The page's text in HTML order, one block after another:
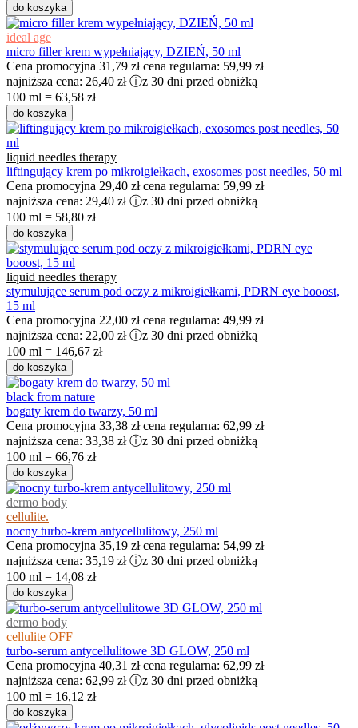
do koszyka
ideal age
micro filler krem wypełniający, DZIEŃ, 50 ml
Cena promocyjna 31,79 zł cena regularna: 59,99 zł
najniższa cena: 26,40 zł ⓘz 30 dni przed obniżką
100 ml = 63,58 zł
do koszyka
liquid needles therapy
liftingujący krem po mikroigiełkach, exosomes post needles, 50 ml
Cena promocyjna 29,40 zł cena regularna: 59,99 zł
najniższa cena: 29,40 zł ⓘz 30 dni przed obniżką
100 ml = 58,80 zł
do koszyka
liquid needles therapy
stymulujące serum pod oczy z mikroigiełkami, PDRN eye booost,
15 ml
Cena promocyjna 22,00 zł cena regularna: 49,99 zł
najniższa cena: 22,00 zł ⓘz 30 dni przed obniżką
100 ml = 146,67 zł
do koszyka
black from nature
bogaty krem do twarzy, 50 ml
Cena promocyjna 33,38 zł cena regularna: 62,99 zł
najniższa cena: 33,38 zł ⓘz 30 dni przed obniżką
100 ml = 66,76 zł
do koszyka
dermo body
cellulite.
nocny turbo-krem antycellulitowy, 250 ml
Cena promocyjna 35,19 zł cena regularna: 54,99 zł
najniższa cena: 35,19 zł ⓘz 30 dni przed obniżką
100 ml = 14,08 zł
do koszyka
dermo body
cellulite OFF
turbo-serum antycellulitowe 3D GLOW, 250 ml
Cena promocyjna 40,31 zł cena regularna: 62,99 zł
najniższa cena: 62,99 zł ⓘz 30 dni przed obniżką
100 ml = 16,12 zł
do koszyka